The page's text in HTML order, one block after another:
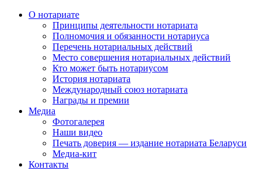
О нотариате
Принципы деятельности нотариата
Полномочия и обязанности нотариуса
Перечень нотариальных действий
Место совершения нотариальных действий
Кто может быть нотариусом
История нотариата
Международный союз нотариата
Награды и премии
Медиа
Фотогалерея
Наши видео
Печать доверия — издание нотариата Беларуси
Медиа-кит
Контакты